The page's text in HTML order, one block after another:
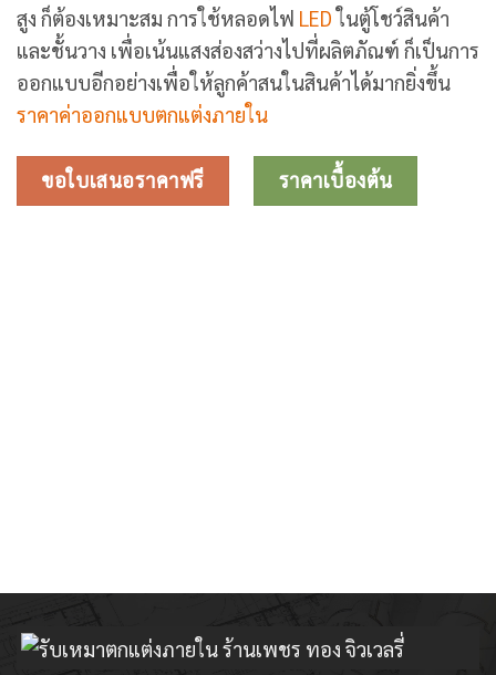
สูง ก็ต้องเหมาะสม การใช้หลอดไฟ LEDในตู้โชว์สินค้า
และชั้นวาง เพื่อเน้นแสงส่องสว่างไปที่ผลิตภัณฑ์ ก็เป็นการ
ออกแบบอีกอย่างเพื่อให้ลูกค้าสนในสินค้าได้มากยิ่งขึ้น
ราคาค่าออกแบบตกแต่งภายใน
ขอใบเสนอราคาฟรี ราคาเบื้องต้น